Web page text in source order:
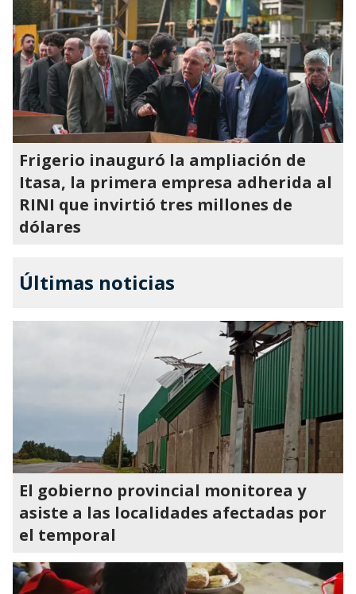
Frigerio inauguró la ampliación de
Itasa, la primera empresa adherida al
RINI que invirtió tres millones de
dólares
Últimas noticias
El gobierno provincial monitorea y
asiste a las localidades afectadas por
el temporal